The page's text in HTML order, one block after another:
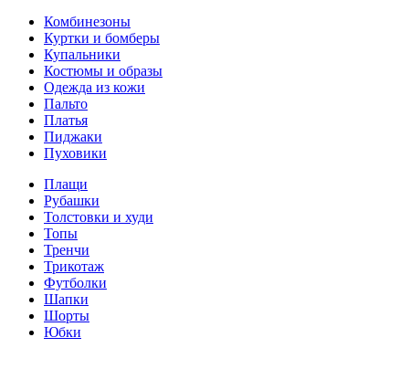
Комбинезоны
Куртки и бомберы
Купальники
Костюмы и образы
Одежда из кожи
Пальто
Платья
Пиджаки
Пуховики
Плащи
Рубашки
Толстовки и худи
Топы
Тренчи
Трикотаж
Футболки
Шапки
Шорты
Юбки